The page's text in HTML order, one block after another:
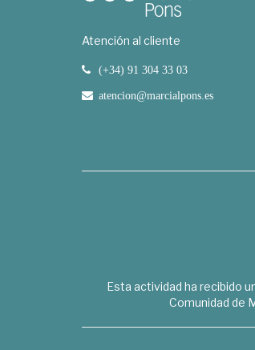
Atención al cliente
(+34) 91 304 33 03
atencion@marcialpons.es
Esta actividad ha recibido
Comunidad de